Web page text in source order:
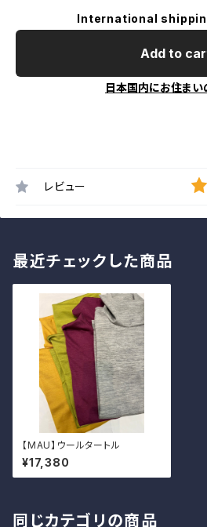
International
Add to
日本国内にお住まい
レビュー
最近チェックした商品
【MAU】ウールタートル
¥17,380
同じカテゴリの商品